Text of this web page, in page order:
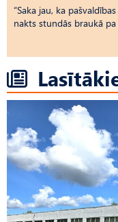
“Saka jau, ka
nakts stundās braukā